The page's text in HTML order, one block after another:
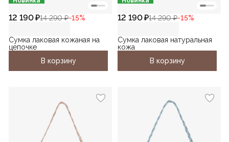
12 190 ₽14 290 ₽−15%
Сумка лаковая кожаная на
цепочке
В корзину
12 190 ₽14 290 ₽−15%
Сумка лаковая натуральная
кожа
В корзину